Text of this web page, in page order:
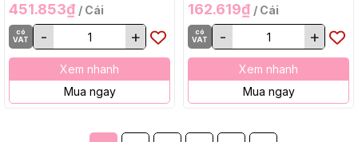
451.853₫ / Cái
có
VAT
- +
Xem nhanh
Mua ngay
162.619₫ / Cái
có
VAT
- +
Xem nhanh
Mua ngay